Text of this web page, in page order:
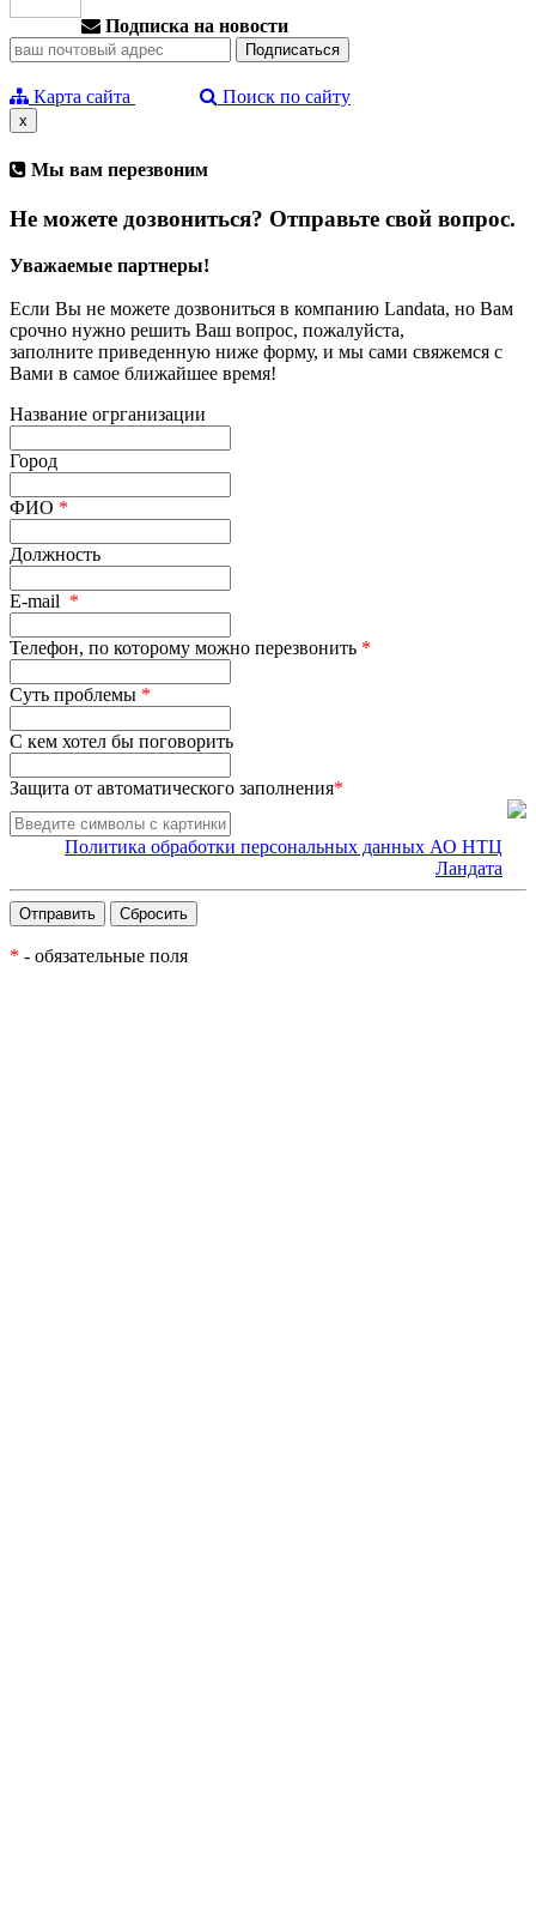
Подписка на новости
Карта сайта Поиск по сайту
x
Мы вам перезвоним
Не можете дозвониться? Отправьте свой вопрос.
Уважаемые партнеры!
Если Вы не можете дозвониться в компанию Landata, но Вам
срочно нужно решить Ваш вопрос, пожалуйста,
заполните приведенную ниже форму, и мы сами свяжемся с
Вами в самое ближайшее время!
Название огрганизации
Город
ФИО *
Должность
E-mail *
Телефон, по которому можно перезвонить *
Суть проблемы *
С кем хотел бы поговорить
Защита от автоматического заполнения*
Политика обработки персональных данных АО НТЦ
Ландата
* - обязательные поля